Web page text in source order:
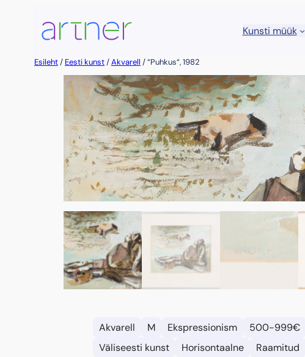
Kunsti müük
Esileht/ Eesti kunst/Akvarell / “Puhkus“, 1982
Akvarell M Ekspressionism 500-999€
Väliseesti kunst
Horisontaalne Raamitud